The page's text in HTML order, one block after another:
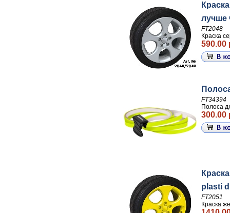
лучше
FT2048
Краска
590.00
FT34394
Полоса
300.00
plasti
FT2051
Краска